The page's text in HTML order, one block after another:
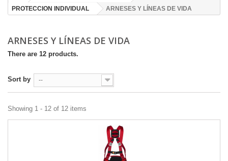
PROTECCION INDIVIDUAL
ARNESES Y LÍNEAS DE VIDA
ARNESES Y LÍNEAS DE VIDA
There are 12 products.
Sort by --
Showing 1 - 12 of 12 items